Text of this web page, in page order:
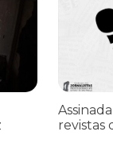
revistas